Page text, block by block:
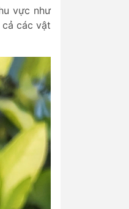
vực như
các vật